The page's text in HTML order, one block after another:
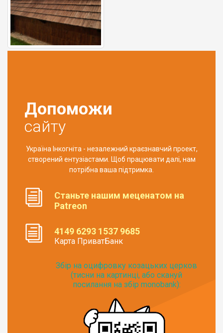
Допоможи
сайту
Україна Інкогніта - незалежний краєзнавчий проект,
створений ентузіастами. Щоб працювати далі, нам
потрібна ваша підтримка.
Станьте нашим меценатом на
Patreon
4149 6293 1537 9685
Карта ПриватБанк
Збір на оцифровку козацьких церков
(тисни на картинці, або скануй
посилання на збір monobank):